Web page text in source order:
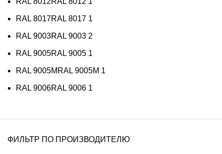
RAL 8017RAL 8017 1
RAL 9003RAL 9003 2
RAL 9005RAL 9005 1
RAL 9005M RAL 9005M 1
RAL 9006RAL 9006 1
ФИЛЬТР ПО ПРОИЗВОДИТЕЛЮ